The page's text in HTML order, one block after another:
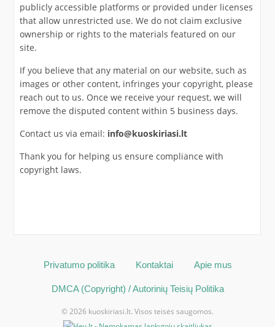
publicly accessible platforms or provided under licenses
that allow unrestricted use. We do not claim exclusive
ownership or rights to the materials featured on our
site.
If you believe that any material on our website, such as
images or other content, infringes your copyright, please
reach out to us. Once we receive your request, we will
remove the disputed content within 5 business days.
Contact us via email: info@kuoskiriasi.lt
Thank you for helping us ensure compliance with
copyright laws.
Privatumo politika Kontaktai Apie mus
DMCA (Copyright) / Autorinių Teisių Politika
© 2026 kuoskiriasi.lt. Visos teisės saugomos.